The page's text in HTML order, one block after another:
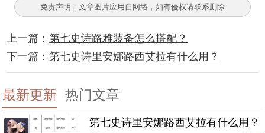
免责声明：文章图片应用自网络，如有侵权请联系删除
上一篇：第七史诗路雅装备怎么搭配？
下一篇：第七史诗里安娜路西艾拉有什么用？
最新更新 热门文章
第七史诗里安娜路西艾拉有什么用？